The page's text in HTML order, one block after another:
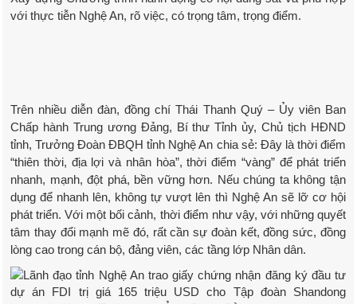
với thực tiễn Nghệ An, rõ việc, có trọng tâm, trọng điểm.
Trên nhiều diễn đàn, đồng chí Thái Thanh Quý – Ủy viên Ban
Chấp hành Trung ương Đảng, Bí thư Tỉnh ủy, Chủ tịch HĐND
tỉnh, Trưởng Đoàn ĐBQH tỉnh Nghệ An chia sẻ: Đây là thời điểm
“thiên thời, địa lợi và nhân hòa”, thời điểm “vàng” để phát triển
nhanh, mạnh, đột phá, bền vững hơn. Nếu chúng ta không tận
dụng để nhanh lên, không tự vượt lên thì Nghệ An sẽ lỡ cơ hội
phát triển. Với một bối cảnh, thời điểm như vậy, với những quyết
tâm thay đổi mạnh mẽ đó, rất cần sự đoàn kết, đồng sức, đồng
lòng cao trong cán bộ, đảng viên, các tầng lớp Nhân dân.